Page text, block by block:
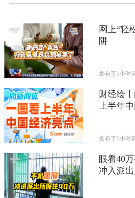
网上“轻
阱
发布于1小时
财经绘
上半年
发布于1小时
眼看40
冲入派